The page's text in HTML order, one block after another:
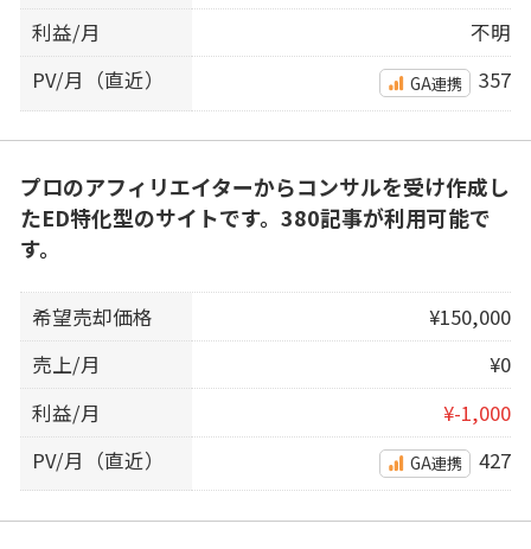
利益/月
不明
PV/月（直近）
GA連携 357
プロのアフィリエイターからコンサルを受け作成し
たED特化型のサイトです。380記事が利用可能で
す。
希望売却価格
¥150,000
売上/月
¥0
利益/月
¥-1,000
PV/月（直近）
GA連携 427